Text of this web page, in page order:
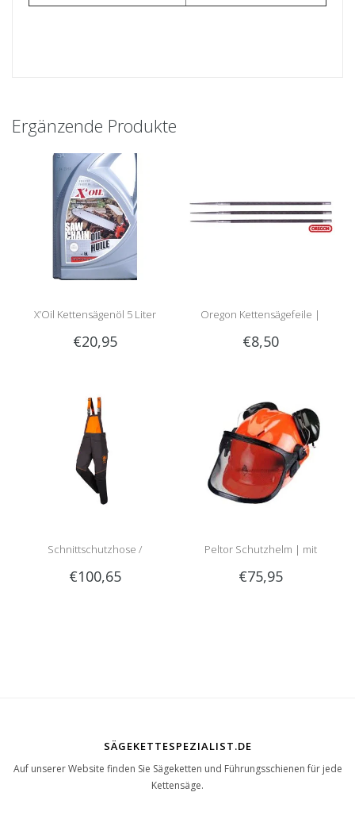
Ergänzende Produkte
X’Oil Kettensägenöl 5 Liter
€20,95
Oregon Kettensägefeile |
Rundfeile
€8,50
Schnittschutzhose /
Schnittschutzlatzhose Sip
€100,65
Peltor Schutzhelm | mit
Optime 2 Gehörschutz und
€75,95
SÄGEKETTESPEZIALIST.DE
Auf unserer Website finden Sie Sägeketten und Führungsschienen für jede
Kettensäge.